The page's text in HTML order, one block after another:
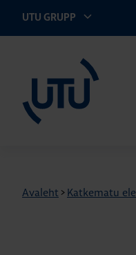
UTU GRUPP
Avaleht > Katkematu